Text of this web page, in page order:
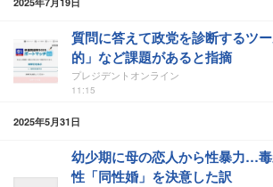
質問に答えて政党を診断するツ
的」など課題があると指摘
プレジデントオンライン
11:15
2025年5月31日
幼少期に母の恋人から性暴力…
性「同性婚」を決意した訳